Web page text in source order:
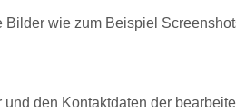
wie zum Beispiel
den Kontaktdaten der